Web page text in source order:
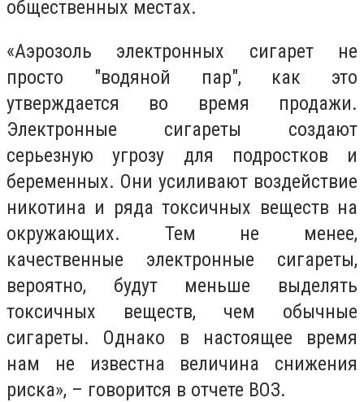
общественных местах.
«Аэрозоль электронных сигарет не
просто "водяной пар", как это
утверждается во время продажи.
Электронные сигареты создают
серьезную угрозу для подростков и
беременных. Они усиливают воздействие
никотина и ряда токсичных веществ на
окружающих. Тем не менее,
качественные электронные сигареты,
вероятно, будут меньше выделять
токсичных веществ, чем обычные
сигареты. Однако в настоящее время
нам не известна величина снижения
риска», – говорится в отчете ВОЗ.